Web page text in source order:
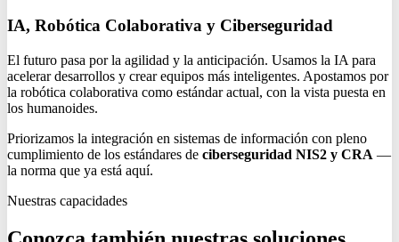
IA, Robótica Colaborativa y Ciberseguridad
El futuro pasa por la agilidad y la anticipación. Usamos la IA para
acelerar desarrollos y crear equipos más inteligentes. Apostamos por
la robótica colaborativa como estándar actual, con la vista puesta en
los humanoides.
Priorizamos la integración en sistemas de información con pleno
cumplimiento de los estándares de ciberseguridad NIS2 y CRA —
la norma que ya está aquí.
Nuestras capacidades